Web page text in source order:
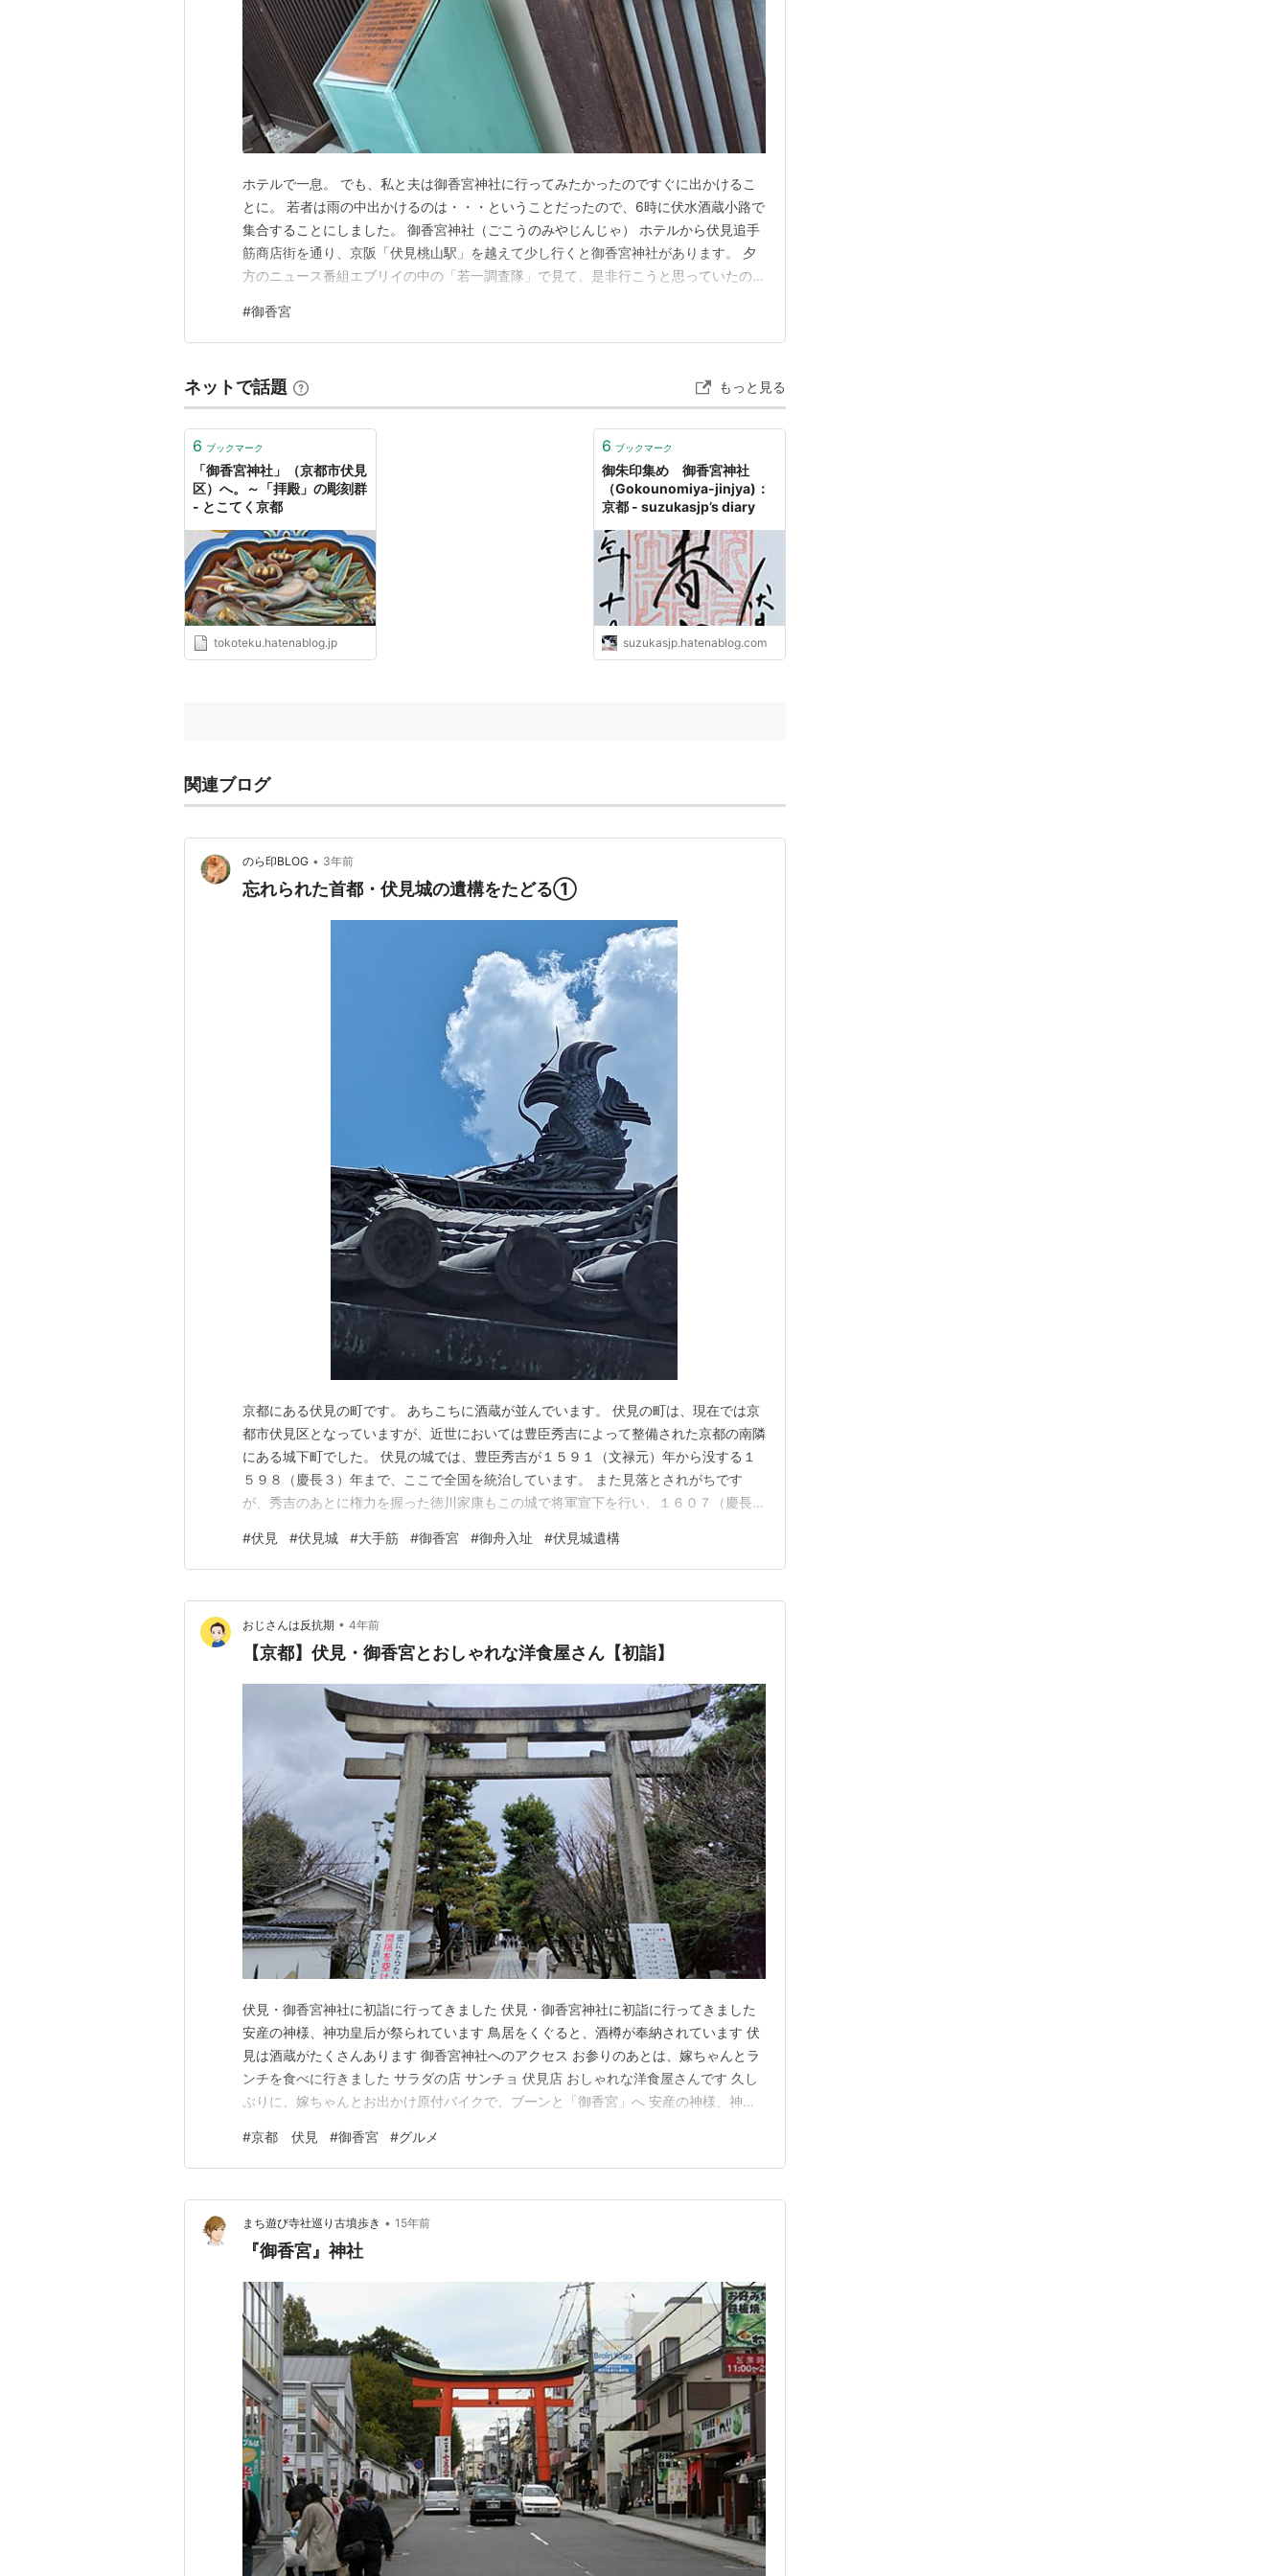
ホテルで一息。 でも、私と夫は御香宮神社に行ってみたかったのですぐに出かけるこ
とに。 若者は雨の中出かけるのは・・・ということだったので、6時に伏水酒蔵小路で
集合することにしました。 御香宮神社（ごこうのみやじんじゃ） ホテルから伏見追手
筋商店街を通り、京阪「伏見桃山駅」を越えて少し行くと御香宮神社があります。 夕
方のニュース番組エブリイの中の「若一調査隊」で見て、是非行こうと思っていたので
形の拝殿は、伏見城御車寄せを拝領したものだそうです。 拝殿もそうですが、本殿の
彫刻も極彩色で美しいものです（塀の外からでしたが…
#御香宮
ネットで話題 もっと見る
6 ブックマーク
「御香宮神社」（京都市伏見
区）へ。～「拝殿」の彫刻群
- とこてく京都
tokoteku.hatenablog.jp
6 ブックマーク
御朱印集め 御香宮神社
（Gokounomiya-jinjya)：
京都 - suzukasjp’s diary
suzukasjp.hatenablog.com
関連ブログ
のら印BLOG • 3年前
忘れられた首都・伏見城の遺構をたどる①
京都にある伏見の町です。 あちこちに酒蔵が並んでいます。 伏見の町は、現在では京
都市伏見区となっていますが、近世においては豊臣秀吉によって整備された京都の南隣
にある城下町でした。 伏見の城では、豊臣秀吉が１５９１（文禄元）年から没する１
５９８（慶長３）年まで、ここで全国を統治しています。 また見落とされがちです
が、秀吉のあとに権力を握った徳川家康もこの城で将軍宣下を行い、１６０７（慶長１
の政治首都だったわけですが、そのことは多くの場合忘れ去られています。 これに
は、当時の伏見城の天守や櫓はもちろん、そのままの姿で残る…
#伏見 #伏見城 #大手筋 #御香宮 #御舟入址 #伏見城遺構
おじさんは反抗期 • 4年前
【京都】伏見・御香宮とおしゃれな洋食屋さん【初詣】
伏見・御香宮神社に初詣に行ってきました 伏見・御香宮神社に初詣に行ってきました
安産の神様、神功皇后が祭られています 鳥居をくぐると、酒樽が奉納されています 伏
見は酒蔵がたくさんあります 御香宮神社へのアクセス お参りのあとは、嫁ちゃんとラ
ンチを食べに行きました サラダの店 サンチョ 伏見店 おしゃれな洋食屋さんです 久し
ぶりに、嫁ちゃんとお出かけ原付バイクで、ブーンと「御香宮」へ 安産の神様、神功
祭りがあって、伏見の小学生は露店を楽しみにしていたそうです嫁ちゃんは伏見区の桃
山出身です…
#京都 伏見 #御香宮 #グルメ
まち遊び寺社巡り古墳歩き • 15年前
『御香宮』神社